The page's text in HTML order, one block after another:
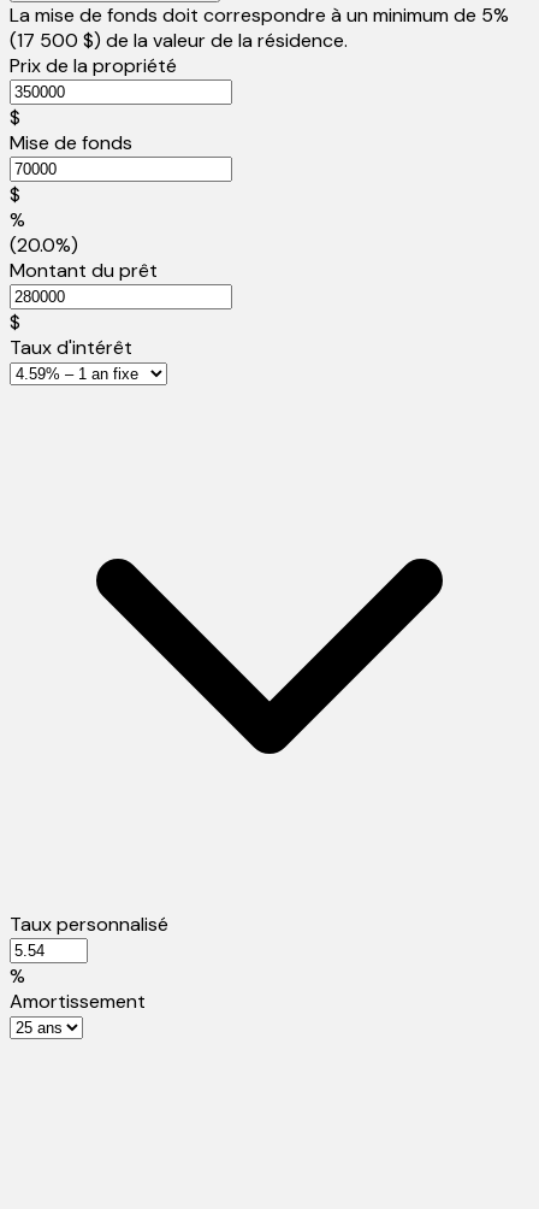
La mise de fonds doit correspondre à un minimum de 5%
(17 500 $) de la valeur de la résidence.
Prix de la propriété
$
Mise de fonds
$
%
(20.0%)
Montant du prêt
$
Taux d'intérêt
Taux personnalisé
%
Amortissement